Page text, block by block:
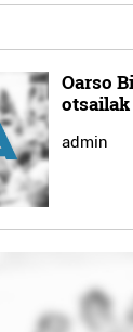
Oarso
otsailak
admin